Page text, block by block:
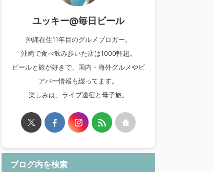
ユッキー@毎日ビール
沖縄在住11年目のグルメブロガー。
沖縄で食べ飲み歩いた店は1000軒超。
ビールと旅が好きで、国内・海外グルメやビ
アバー情報も綴ってます。
楽しみは、ライブ遠征と母子旅。
ブログ内を検索